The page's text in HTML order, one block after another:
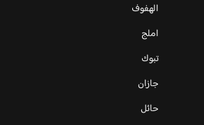
الهفوف
املج
تبوك
جازان
حائل